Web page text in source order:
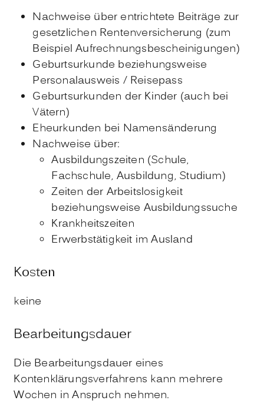
Nachweise über entrichtete Beiträge zur
gesetzlichen Rentenversicherung (zum
Beispiel Aufrechnungsbescheinigungen)
Geburtsurkunde beziehungsweise
Personalausweis / Reisepass
Geburtsurkunden der Kinder (auch bei
Vätern)
Eheurkunden bei Namensänderung
Nachweise über:
Ausbildungszeiten (Schule,
Fachschule, Ausbildung, Studium)
Zeiten der Arbeitslosigkeit
beziehungsweise Ausbildungssuche
Krankheitszeiten
Erwerbstätigkeit im Ausland
Kosten
keine
Bearbeitungsdauer
Die Bearbeitungsdauer eines
Kontenklärungsverfahrens kann mehrere
Wochen in Anspruch nehmen.